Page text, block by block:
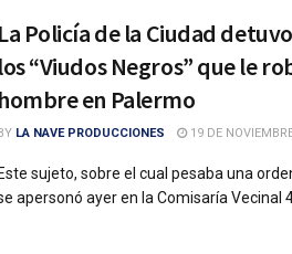
La Policía de la Ciudad
los “Viudos Negros” que le
hombre en Palermo
LA NAVE PRODUCCIONES 19 DE
Este sujeto, sobre el cual pesaba una
apersonó ayer en la Comisaría Vecinal 4